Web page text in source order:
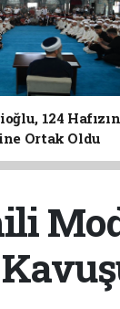
124 Hafızın
Ortak Oldu